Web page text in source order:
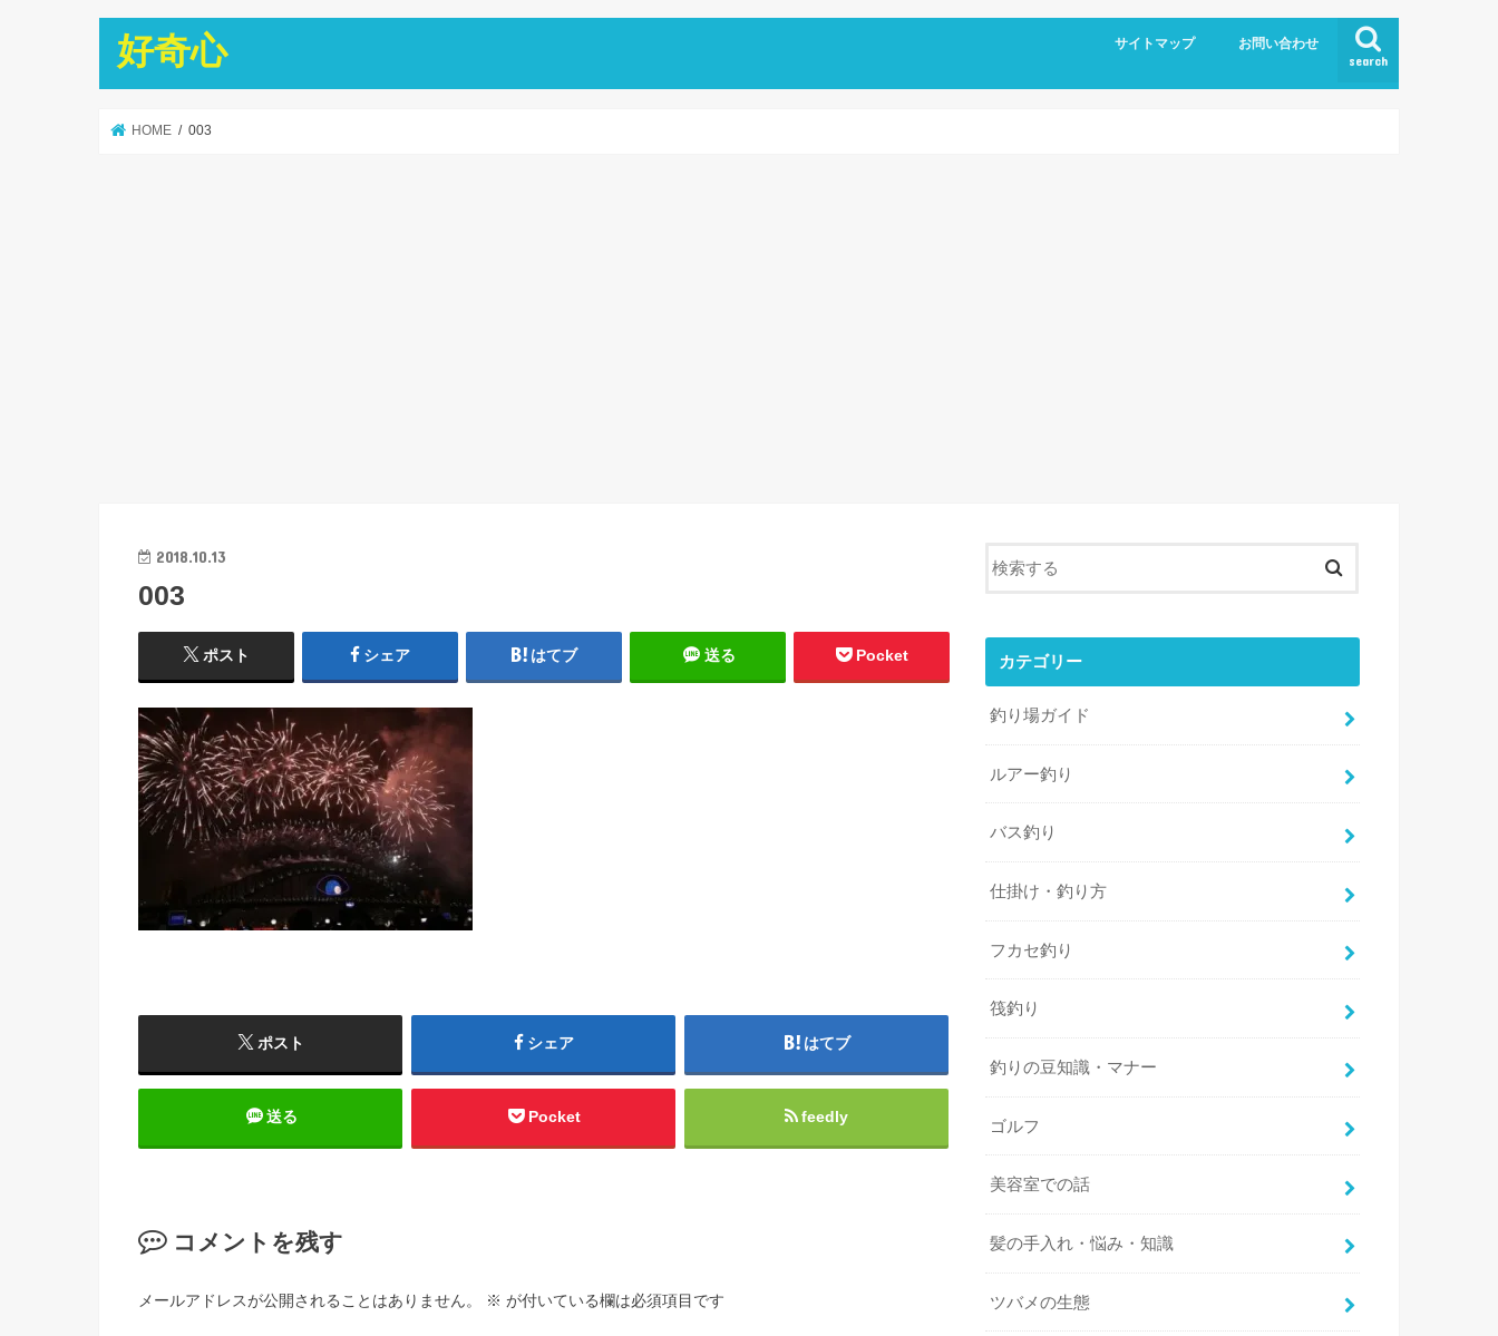
好奇心 search
サイトマップ お問い合わせ
HOME 003
2018.10.13
003
ポスト シェア はてブ 送る Pocket
ポスト シェア はてブ
送る Pocket feedly
コメントを残す
メールアドレスが公開されることはありません。 ※ が付いている欄は必須項目です
カテゴリー
釣り場ガイド
ルアー釣り
バス釣り
仕掛け・釣り方
フカセ釣り
筏釣り
釣りの豆知識・マナー
ゴルフ
美容室での話
髪の手入れ・悩み・知識
ツバメの生態